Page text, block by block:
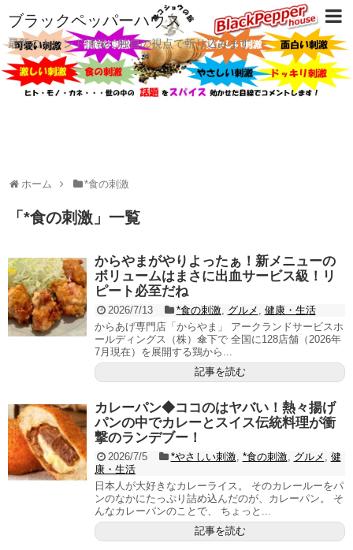
ブラックペッパーハウス
最新のトレンド情報に独自の視点で斬り込みます
ホーム *食の刺激
「 *食の刺激 」 一覧
からやまがやりよったぁ！新メニューの
ボリュームはまさに出血サービス級！リ
ピート必至だね
2026/7/13 *食の刺激, グルメ , 健康・生活
からあげ専門店「からやま」 アークランドサービスホ
ールディングス（株）傘下で 全国に128店舗（2026年
7月現在）を展開する鶏から...
記事を読む
カレーパン◆ココのはヤバい！熱々揚げ
パンの中でカレーとスイス伝統料理が衝
撃のランデブー！
2026/7/5 *やさしい刺激, *食の刺激, グルメ , 健
康・生活
日本人が大好きなカレーライス。 そのカレールーをパ
ンのなかにたっぷり詰め込んだのが、カレーパン。 そ
んなカレーパンのことで、 ちょっと...
記事を読む